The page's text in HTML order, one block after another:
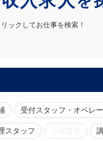
ックしてお仕事を検索！
受付スタッフ・オペレ
スタッフ